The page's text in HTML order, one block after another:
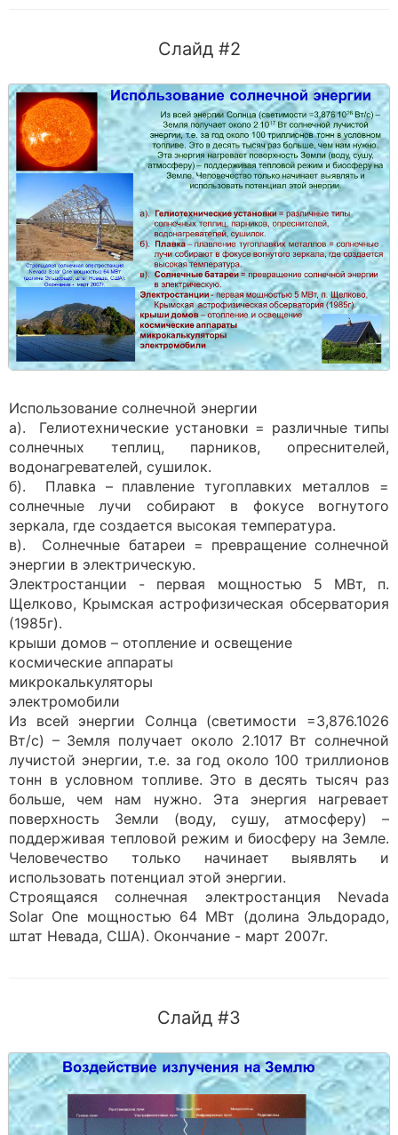
Слайд #2
Использование солнечной энергии
а). Гелиотехнические установки = различные типы
солнечных теплиц, парников, опреснителей,
водонагревателей, сушилок.
б). Плавка – плавление тугоплавких металлов =
солнечные лучи собирают в фокусе вогнутого
зеркала, где создается высокая температура.
в). Солнечные батареи = превращение солнечной
энергии в электрическую.
Электростанции - первая мощностью 5 МВт, п.
Щелково, Крымская астрофизическая обсерватория
(1985г).
крыши домов – отопление и освещение
космические аппараты
микрокалькуляторы
электромобили
Из всей энергии Солнца (светимости =3,876.1026
Вт/c) – Земля получает около 2.1017 Вт солнечной
лучистой энергии, т.е. за год около 100 триллионов
тонн в условном топливе. Это в десять тысяч раз
больше, чем нам нужно. Эта энергия нагревает
поверхность Земли (воду, сушу, атмосферу) –
поддерживая тепловой режим и биосферу на Земле.
Человечество только начинает выявлять и
использовать потенциал этой энергии.
Строящаяся солнечная электростанция Nevada
Solar One мощностью 64 МВт (долина Эльдорадо,
штат Невада, США). Окончание - март 2007г.
Слайд #3